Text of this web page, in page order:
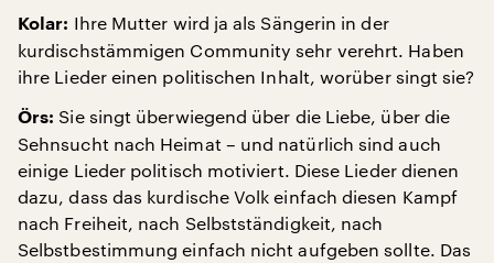
Kolar: Ihre Mutter wird ja als Sängerin in der
kurdischstämmigen Community sehr verehrt. Haben
ihre Lieder einen politischen Inhalt, worüber singt sie?
Örs: Sie singt überwiegend über die Liebe, über die
Sehnsucht nach Heimat – und natürlich sind auch
einige Lieder politisch motiviert. Diese Lieder dienen
dazu, dass das kurdische Volk einfach diesen Kampf
nach Freiheit, nach Selbstständigkeit, nach
Selbstbestimmung einfach nicht aufgeben sollte. Das